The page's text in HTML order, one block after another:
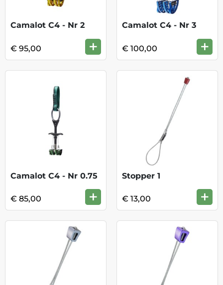
Camalot C4 - Nr 2
€ 95,00 +
Camalot C4 - Nr 3
€ 100,00 +
Camalot C4 - Nr 0.75
€ 85,00 +
Stopper 1
€ 13,00 +